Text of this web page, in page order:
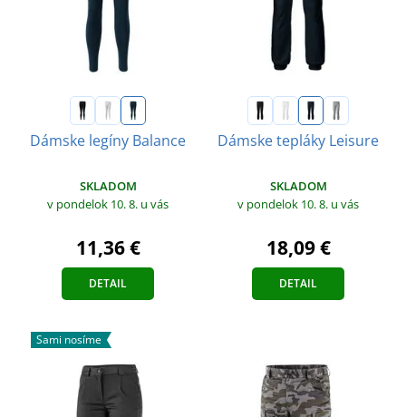
Dámske legíny Balance
SKLADOM
v pondelok 10. 8. u vás
11,36 €
DETAIL
Dámske tepláky Leisure
SKLADOM
v pondelok 10. 8. u vás
18,09 €
DETAIL
Sami nosíme